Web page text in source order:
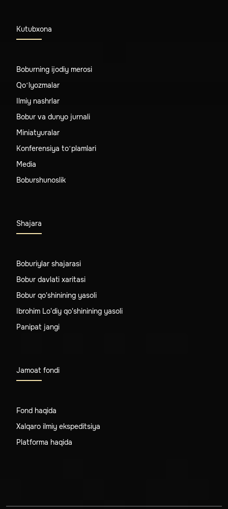
Kutubxona
Boburning ijodiy merosi
Qo‘lyozmalar
Ilmiy nashrlar
Bobur va dunyo jurnali
Miniatyuralar
Konferensiya to‘plamlari
Media
Boburshunoslik
Shajara
Boburiylar shajarasi
Bobur davlati xaritasi
Bobur qo'shinining yasoli
Ibrohim Lo'diy qo'shinining yasoli
Panipat jangi
Jamoat fondi
Fond haqida
Xalqaro ilmiy ekspeditsiya
Platforma haqida